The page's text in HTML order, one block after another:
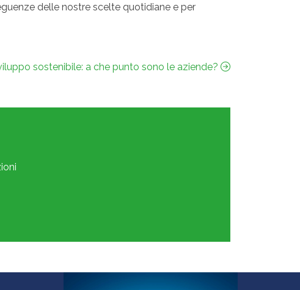
delle nostre scelte quotidiane e per
sostenibile: a che punto sono le aziende?